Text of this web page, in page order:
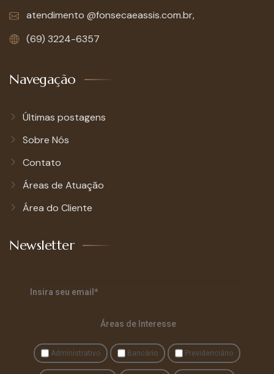
atendimento @fonsecaeassis.com.br,
(69) 3224-6357
Navegação
Últimas postagens
Sobre Nós
Contato
Áreas de Atuação
Área do Cliente
Newsletter
Áreas de Interesse
Administrativo Bancário Previdenciário